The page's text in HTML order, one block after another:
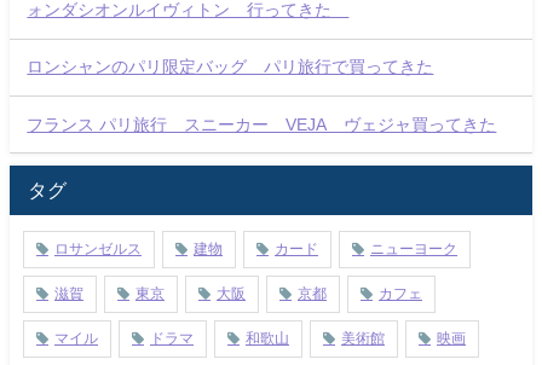
ォンダシオンルイヴィトン 行ってきた
ロンシャンのパリ限定バッグ パリ旅行で買ってきた
フランス パリ旅行 スニーカー VEJA ヴェジャ買ってきた
タグ
ロサンゼルス 建物 カード ニューヨーク
滋賀 東京 大阪 京都 カフェ
マイル ドラマ 和歌山 美術館 映画